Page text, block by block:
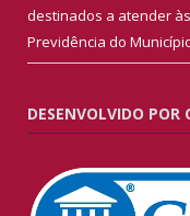
destinados a atender
Previdência do
DESENVOLVIDO POR